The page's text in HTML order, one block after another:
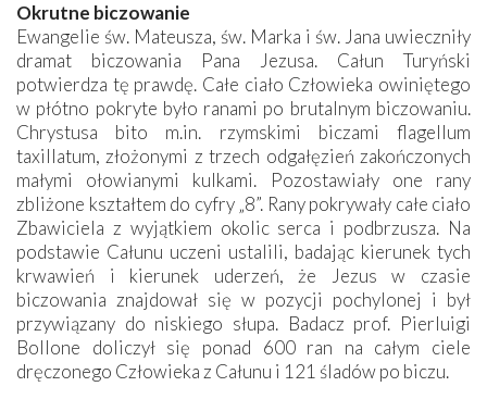
Okrutne biczowanie
Ewangelie św. Mateusza, św. Marka i św. Jana uwieczniły
dramat biczowania Pana Jezusa. Całun Turyński
potwierdza tę prawdę. Całe ciało Człowieka owiniętego
w płótno pokryte było ranami po brutalnym biczowaniu.
Chrystusa bito m.in. rzymskimi biczami flagellum
taxillatum, złożonymi z trzech odgałęzień zakończonych
małymi ołowianymi kulkami. Pozostawiały one rany
zbliżone kształtem do cyfry „8”. Rany pokrywały całe ciało
Zbawiciela z wyjątkiem okolic serca i podbrzusza. Na
podstawie ­Całunu uczeni ustalili, badając kierunek tych
krwawień i kierunek uderzeń, że Jezus w czasie
biczowania znajdował się w pozycji pochylonej i był
przywiązany do niskiego słupa. Badacz prof. Pierluigi
Bollone doliczył się ponad 600 ran na całym ciele
dręczonego Człowieka z Całunu i 121 śladów po biczu.